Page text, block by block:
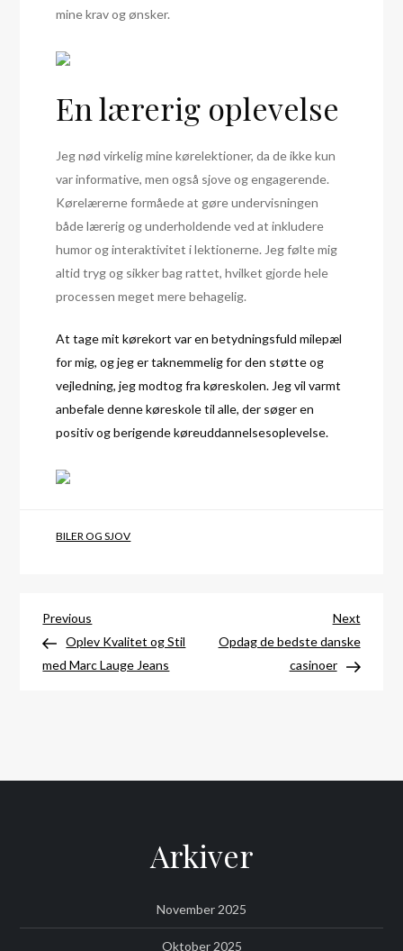
mine krav og ønsker.
En lærerig oplevelse
Jeg nød virkelig mine kørelektioner, da de ikke kun
var informative, men også sjove og engagerende.
Kørelærerne formåede at gøre undervisningen
både lærerig og underholdende ved at inkludere
humor og interaktivitet i lektionerne. Jeg følte mig
altid tryg og sikker bag rattet, hvilket gjorde hele
processen meget mere behagelig.
At tage mit kørekort var en betydningsfuld milepæl
for mig, og jeg er taknemmelig for den støtte og
vejledning, jeg modtog fra køreskolen. Jeg vil varmt
anbefale denne køreskole til alle, der søger en
positiv og berigende køreuddannelsesoplevelse.
BILER OG SJOV
Indlægsnavigation
Previous
Post
Previous
Oplev Kvalitet og Stil
med Marc Lauge Jeans
Next
Post
Next
Opdag de bedste danske
casinoer
Arkiver
November 2025
Oktober 2025